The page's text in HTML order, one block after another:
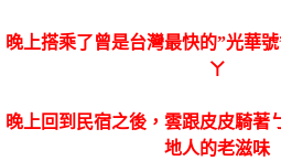
晚上搭乘了曾是台灣最快的”光華
ㄚ
晚上回到民宿之後，雲跟皮皮騎著
地人的老滋味